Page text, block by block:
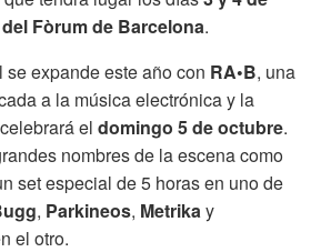
Fòrum de Barcelona.
se expande este año con RA•B, una
a la música electrónica y la
el domingo 5 de octubre.
nombres de la escena como
set especial de 5 horas en uno de
, Parkineos, Metrikay
el otro.